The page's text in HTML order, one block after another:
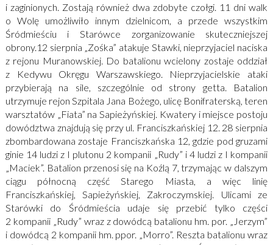
i zaginionych. Zostają również dwa zdobyte czołgi. 11 dni walk
o Wolę umożliwiło innym dzielnicom, a przede wszystkim
Śródmieściu i Starówce zorganizowanie skuteczniejszej
obrony.12 sierpnia „Zośka” atakuje Stawki, nieprzyjaciel naciska
z rejonu Muranowskiej. Do batalionu wcielony zostaje oddział
z Kedywu Okręgu Warszawskiego. Nieprzyjacielskie ataki
przybierają na sile, szczególnie od strony getta. Batalion
utrzymuje rejon Szpitala Jana Bożego, ulicę Bonifraterską, teren
warsztatów „Fiata” na Sapieżyńskiej. Kwatery i miejsce postoju
dowództwa znajdują się przy ul. Franciszkańskiej 12. 28 sierpnia
zbombardowana zostaje Franciszkańska 12, gdzie pod gruzami
ginie 14 ludzi z I plutonu 2 kompanii „Rudy” i 4 ludzi z I kompanii
„Maciek”. Batalion przenosi się na Koźlą 7, trzymając w dalszym
ciągu północną część Starego Miasta, a więc linię
Franciszkańskiej, Sapieżyńskiej, Zakroczymskiej. Ulicami ze
Starówki do Śródmieścia udaje się przebić tylko części
2 kompanii „Rudy” wraz z dowódcą batalionu hm. por. „Jerzym”
i dowódcą 2 kompanii hm. ppor. „Morro”. Reszta batalionu wraz